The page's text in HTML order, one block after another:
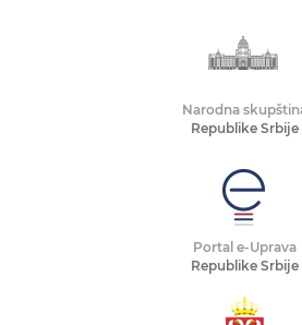
Narodna
Republike Srbije
Portal e-Uprava
Republike Srbije